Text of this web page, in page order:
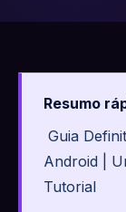
Resumo
Guia
Android |
Tutorial